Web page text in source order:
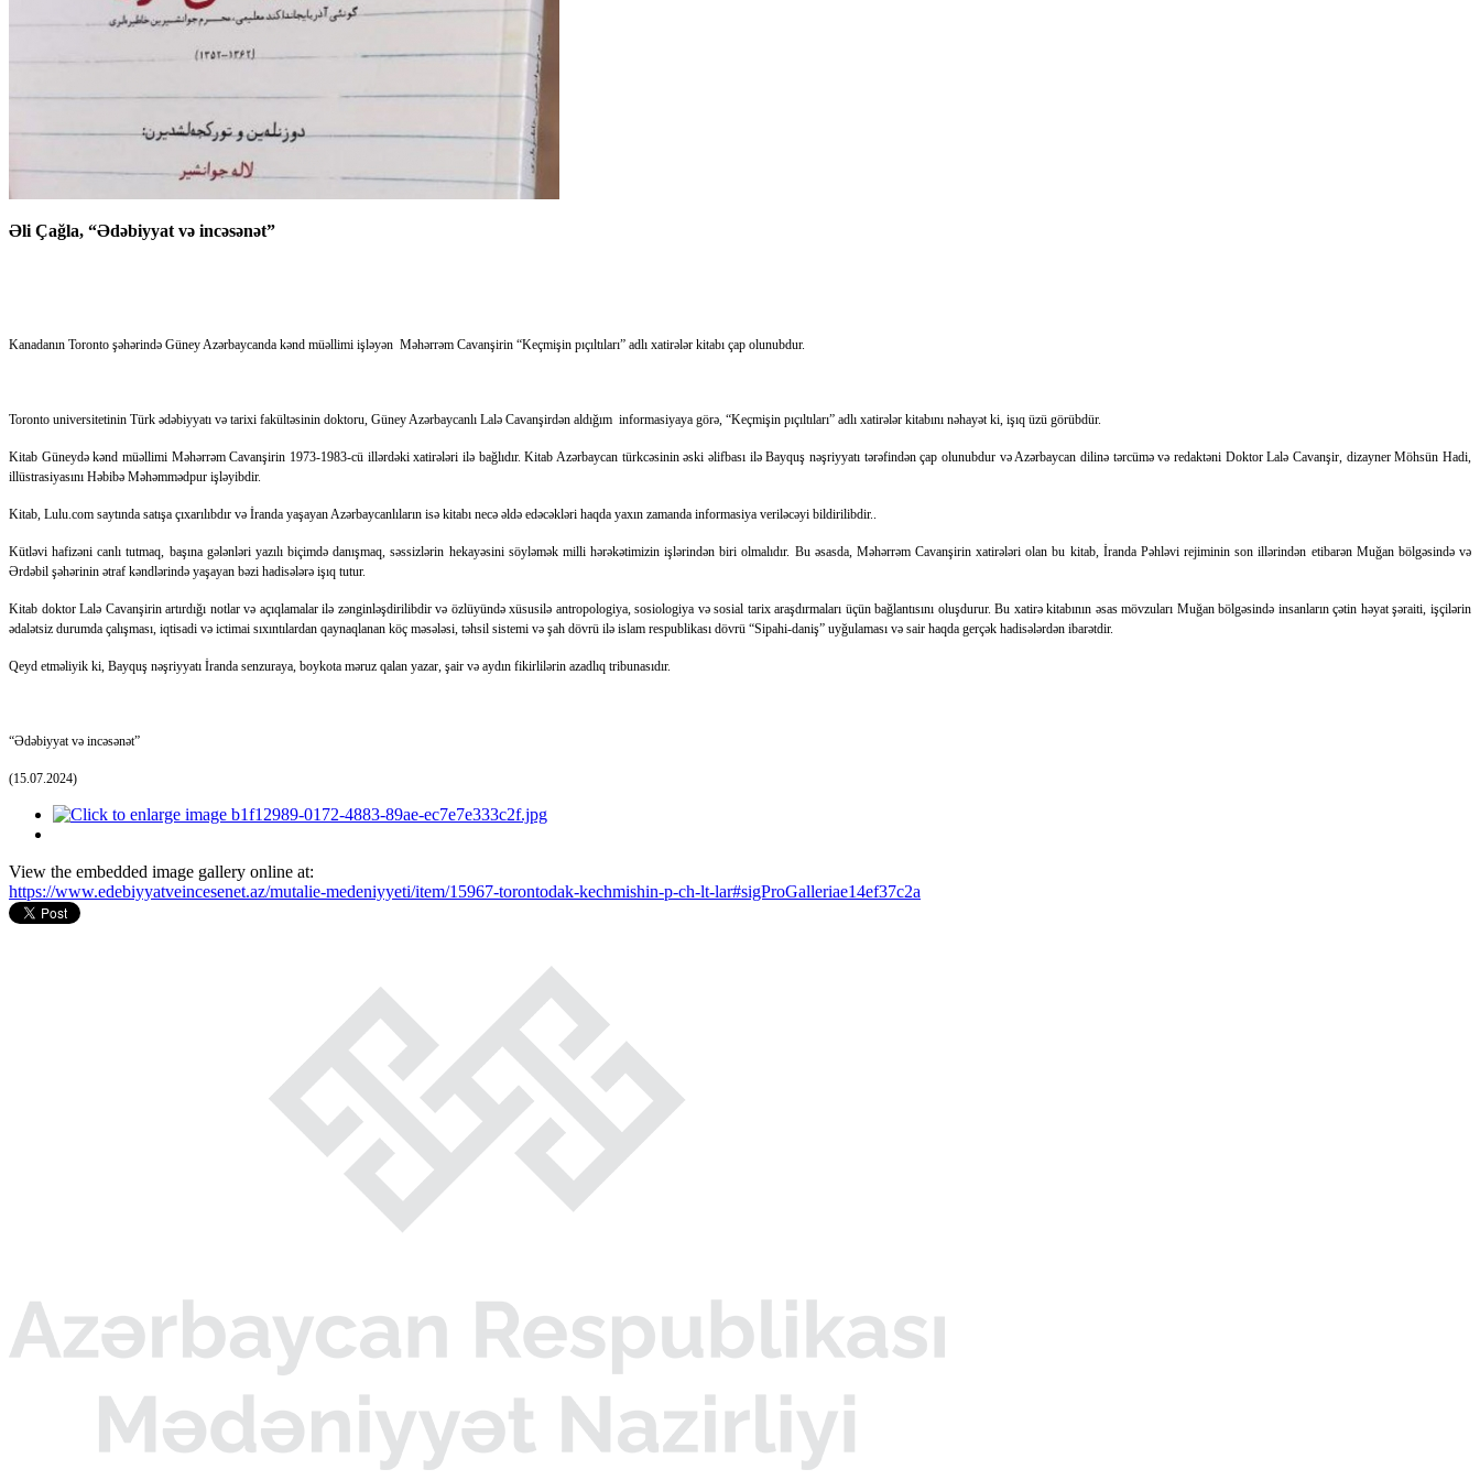
Əli Çağla, “Ədəbiyyat və incəsənət”
Kanadanın Toronto şəhərində Güney Azərbaycanda kənd müəllimi işləyən Məhərrəm Cavanşirin “Keçmişin pıçıltıları” adlı xatirələr kitabı çap olunubdur.
Toronto universitetinin Türk ədəbiyyatı və tarixi fakültəsinin doktoru, Güney Azərbaycanlı Lalə Cavanşirdən aldığım informasiyaya görə, “Keçmişin pıçıltıları” adlı xatirələr kitabını nəhayət ki, işıq üzü görübdür.
Kitab Güneydə kənd müəllimi Məhərrəm Cavanşirin 1973-1983-cü illərdəki xatirələri ilə bağlıdır. Kitab Azərbaycan türkcəsinin əski əlifbası ilə Bayquş nəşriyyatı tərəfindən çap olunubdur və Azərbaycan dilinə tərcümə və redaktəni Doktor Lalə Cavanşir, dizayner Möhsün Hadi,
illüstrasiyasını Həbibə Məhəmmədpur işləyibdir.
Kitab, Lulu.com saytında satışa çıxarılıbdır və İranda yaşayan Azərbaycanlıların isə kitabı necə əldə edəcəkləri haqda yaxın zamanda informasiya veriləcəyi bildirilibdir..
Kütləvi hafizəni canlı tutmaq, başına gələnləri yazılı biçimdə danışmaq, səssizlərin hekayəsini söyləmək milli hərəkətimizin işlərindən biri olmalıdır. Bu əsasda, Məhərrəm Cavanşirin xatirələri olan bu kitab, İranda Pəhləvi rejiminin son illərindən etibarən Muğan bölgəsində və
Ərdəbil şəhərinin ətraf kəndlərində yaşayan bəzi hadisələrə işıq tutur.
Kitab doktor Lalə Cavanşirin artırdığı notlar və açıqlamalar ilə zənginləşdirilibdir və özlüyündə xüsusilə antropologiya, sosiologiya və sosial tarix araşdırmaları üçün bağlantısını oluşdurur. Bu xatirə kitabının əsas mövzuları Muğan bölgəsində insanların çətin həyat şəraiti, işçilərin
ədalətsiz durumda çalışması, iqtisadi və ictimai sıxıntılardan qaynaqlanan köç məsələsi, təhsil sistemi və şah dövrü ilə islam respublikası dövrü “Sipahi-daniş” uyğulaması və sair haqda gerçək hadisələrdən ibarətdir.
Qeyd etməliyik ki, Bayquş nəşriyyatı İranda senzuraya, boykota məruz qalan yazar, şair və aydın fikirlilərin azadlıq tribunasıdır.
“Ədəbiyyat və incəsənət”
(15.07.2024)
View the embedded image gallery online at:
https://www.edebiyyatveincesenet.az/mutalie-medeniyyeti/item/15967-torontodak-kechmishin-p-ch-lt-lar#sigProGalleriae14ef37c2a